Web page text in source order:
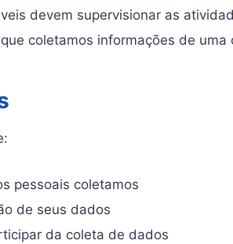
devem supervisionar as
coletamos informações de
pessoais coletamos
de seus dados
da coleta de dados